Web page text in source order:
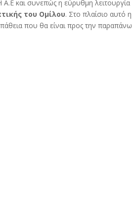
Α.Ε και συνεπώς η εύρυθμη λειτουργία
του Ομίλου. Στο πλαίσιο αυτό η
που θα είναι προς την παραπάνω